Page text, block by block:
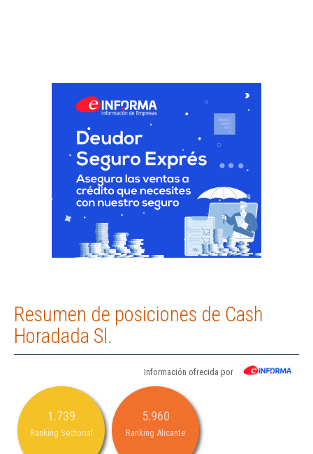
Resumen de posiciones de Cash
Horadada Sl.
Información ofrecida por
1.739
Ranking Sectorial
5.960
Ranking Alicante